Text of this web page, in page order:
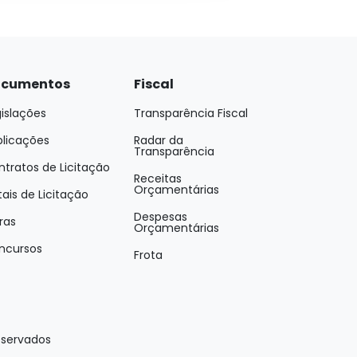
de Licitação
de Licitação
Fiscal
Transparência Fiscal
Radar da
Transparência
Receitas
Orçamentárias
Despesas
Orçamentárias
Frota